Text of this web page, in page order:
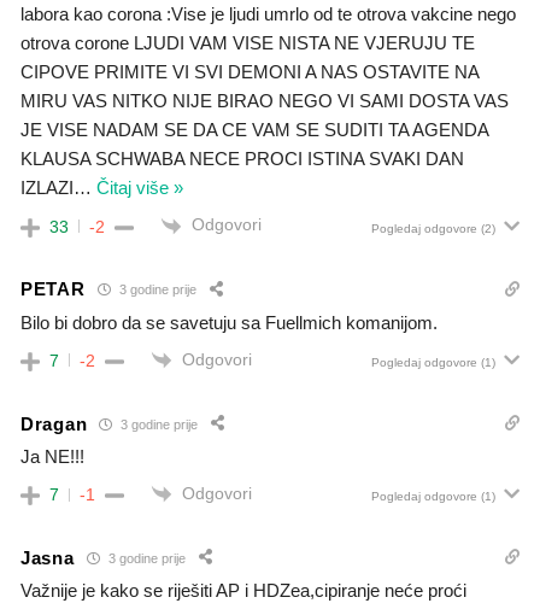
labora kao corona :Vise je ljudi umrlo od te otrova vakcine nego
otrova corone LJUDI VAM VISE NISTA NE VJERUJU TE
CIPOVE PRIMITE VI SVI DEMONI A NAS OSTAVITE NA
MIRU VAS NITKO NIJE BIRAO NEGO VI SAMI DOSTA VAS
JE VISE NADAM SE DA CE VAM SE SUDITI TA AGENDA
KLAUSA SCHWABA NECE PROCI ISTINA SVAKI DAN
IZLAZI … Čitaj više »
33 -2 Odgovori Pogledaj odgovore (2)
PETAR 3 godine prije
Bilo bi dobro da se savetuju sa Fuellmich komanijom.
7 -2 Odgovori Pogledaj odgovore (1)
Dragan 3 godine prije
Ja NE!!!
7 -1 Odgovori Pogledaj odgovore (1)
Jasna 3 godine prije
Važnije je kako se riješiti AP i HDZea,cipiranje neće proći